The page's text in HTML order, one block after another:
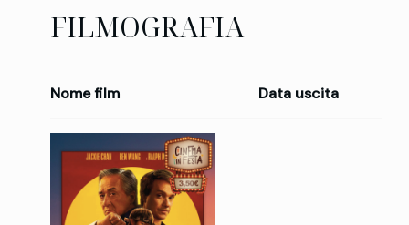
FILMOGRAFIA
Nome film Data uscita